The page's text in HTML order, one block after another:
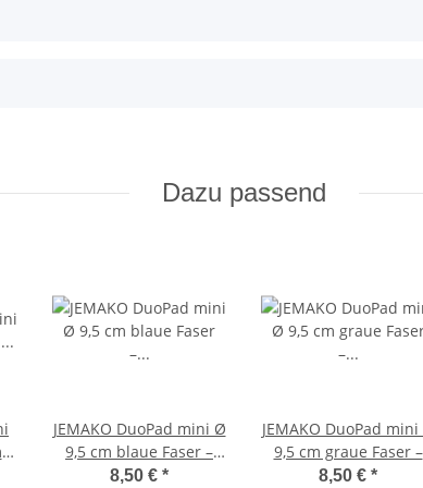
Dazu passend
–
JEMAKO DuoPad mini Ø
9,5 cm blaue Faser –
starke Mechanik
8,50 € *
JEMAKO DuoPad
9,5 cm graue Faser –
Allrounder für
8,50 € *